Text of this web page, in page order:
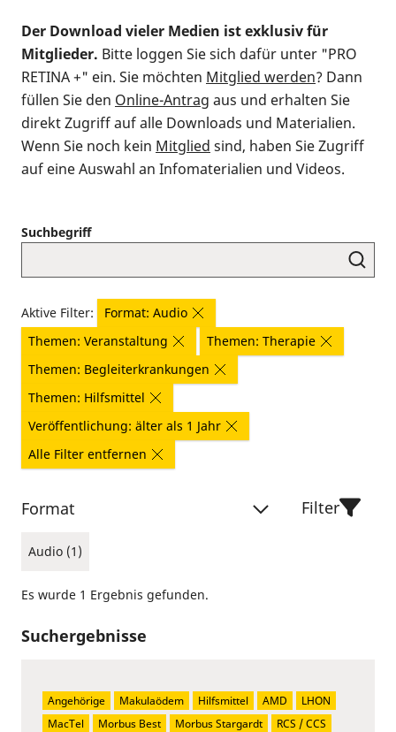
Der Download vieler Medien ist exklusiv für
Mitglieder. Bitte loggen Sie sich dafür unter "PRO
RETINA +" ein. Sie möchten Mitglied werden? Dann
füllen Sie den Online-Antrag aus und erhalten Sie
direkt Zugriff auf alle Downloads und Materialien.
Wenn Sie noch kein Mitglied sind, haben Sie Zugriff
auf eine Auswahl an Infomaterialien und Videos.
Suchbegriff
Aktive Filter:
Format: Audio
Themen: Veranstaltung
Themen: Therapie
Themen: Begleiterkrankungen
Themen: Hilfsmittel
Veröffentlichung: älter als 1 Jahr
Alle Filter entfernen
Format
Audio (1)
Filter
Es wurde 1 Ergebnis gefunden.
Suchergebnisse
Angehörige Makulaödem Hilfsmittel AMD
LHON
MacTel
Morbus Best Morbus Stargardt
RCS / CCS